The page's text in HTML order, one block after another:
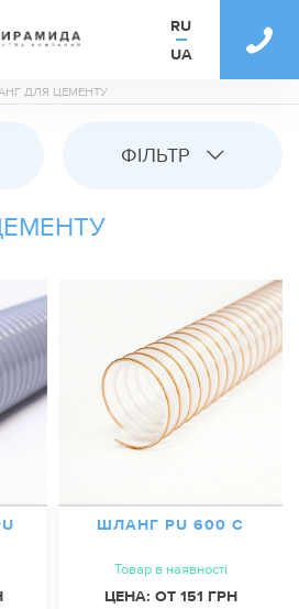
RU
UA
ДЛЯ ЦЕМЕНТУ
ФІЛЬТР
ШЛАНГ PU 600 C
Товар в наявності
ЦЕНА: ОТ 151 ГРН